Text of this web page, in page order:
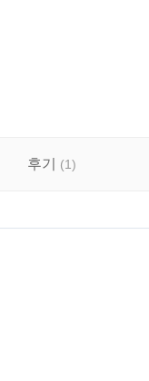
후기 (1)